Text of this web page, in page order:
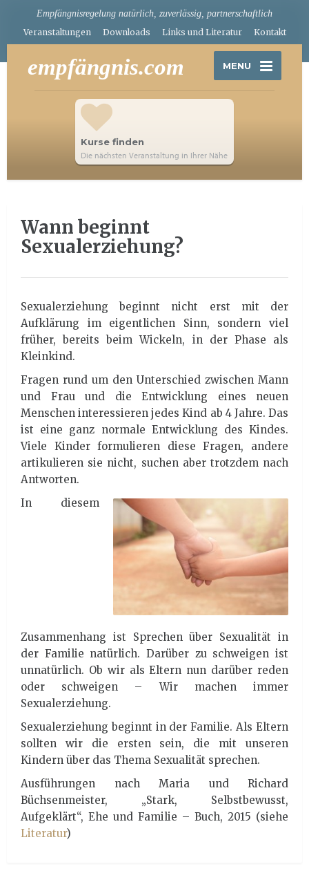
Empfängnisregelung natürlich, zuverlässig, partnerschaftlich
Veranstaltungen
Downloads Links und Literatur Kontakt
empfängnis.com MENU
Kurse finden
Die nächsten Veranstaltung in Ihrer Nähe
Wann beginnt
Sexualerziehung?
Sexualerziehung beginnt nicht erst mit der
Aufklärung im eigentlichen Sinn, sondern viel
früher, bereits beim Wickeln, in der Phase als
Kleinkind.
Fragen rund um den Unterschied zwischen Mann
und Frau und die Entwicklung eines neuen
Menschen interessieren jedes Kind ab 4 Jahre. Das
ist eine ganz normale Entwicklung des Kindes.
Viele Kinder formulieren diese Fragen, andere
artikulieren sie nicht, suchen aber trotzdem nach
Antworten.
In diesem
Zusammenhang ist Sprechen über Sexualität in
der Familie natürlich. Darüber zu schweigen ist
unnatürlich. Ob wir als Eltern nun darüber reden
oder schweigen – Wir machen immer
Sexualerziehung.
Sexualerziehung beginnt in der Familie. Als Eltern
sollten wir die ersten sein, die mit unseren
Kindern über das Thema Sexualität sprechen.
Ausführungen nach Maria und Richard
Büchsenmeister, „Stark, Selbstbewusst,
Aufgeklärt“, Ehe und Familie – Buch, 2015 (siehe
Literatur)